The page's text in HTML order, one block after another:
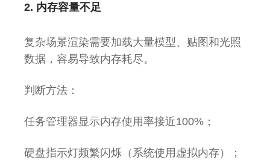
2. 内存容量不足
复杂场景渲染需要加载大量模型、贴图和光照
数据，容易导致内存耗尽。
判断方法：
任务管理器显示内存使用率接近100%；
硬盘指示灯频繁闪烁（系统使用虚拟内存）；